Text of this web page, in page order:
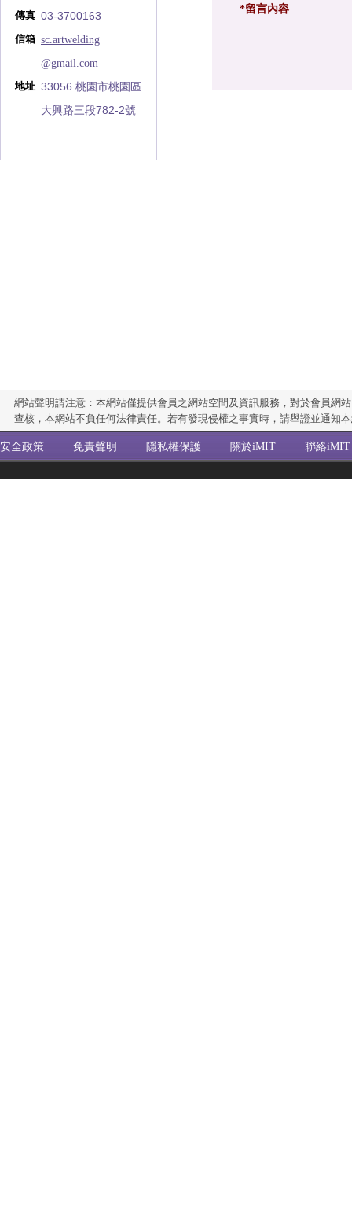
傳真 03-3700163
信箱 sc.artwelding
@gmail.com
地址 33056 桃園市桃園區
大興路三段782-2號
*留言內容
網站聲明請注意：本網站僅提供會員之網站空間及資訊服務，對於會員網
查核，本網站不負任何法律責任。若有發現侵權之事實時，請舉證並通知
安全政策 免責聲明 隱私權保護 關於iMIT 聯絡iMIT